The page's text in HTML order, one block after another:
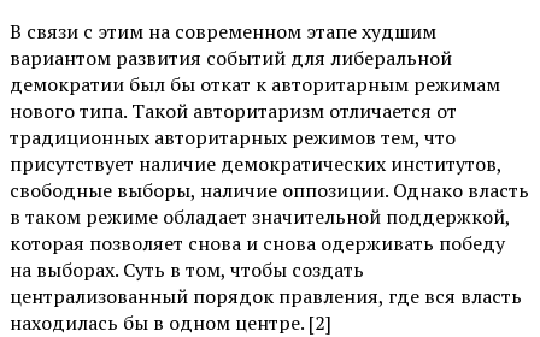
В связи с этим на современном этапе худшим
вариантом развития событий для либеральной
демократии был бы откат к авторитарным режимам
нового типа. Такой авторитаризм отличается от
традиционных авторитарных режимов тем, что
присутствует наличие демократических институтов,
свободные выборы, наличие оппозиции. Однако власть
в таком режиме обладает значительной поддержкой,
которая позволяет снова и снова одерживать победу
на выборах. Суть в том, чтобы создать
централизованный порядок правления, где вся власть
находилась бы в одном центре. [2]